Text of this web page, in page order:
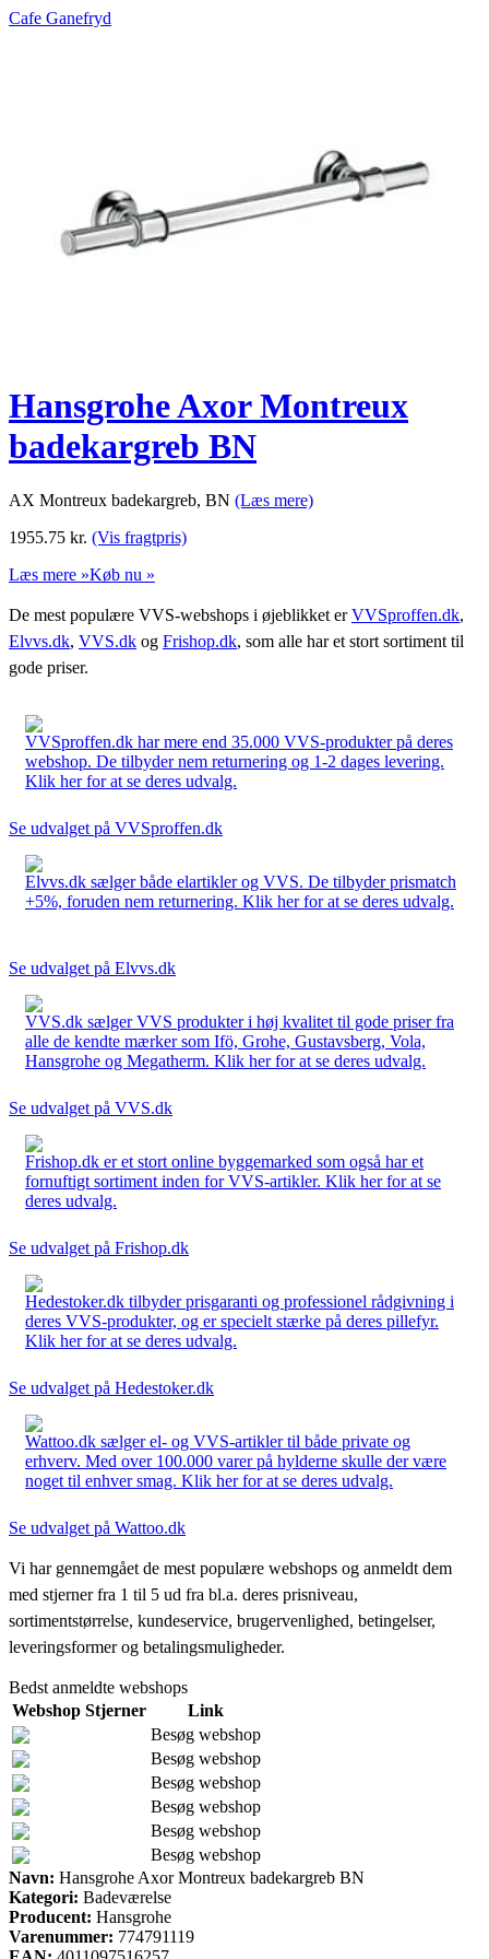
Cafe Ganefryd
Hansgrohe Axor Montreux
badekargreb BN
AX Montreux badekargreb, BN (Læs mere)
1955.75 kr. (Vis fragtpris)
Læs mere »Køb nu »
De mest populære VVS-webshops i øjeblikket erVVSproffen.dk,
Elvvs.dk, VVS.dk og Frishop.dk, som alle har et stort sortiment til
gode priser.
VVSproffen.dk har mere end 35.000 VVS-produkter på deres
webshop. De tilbyder nem returnering og 1-2 dages levering.
Klik her for at se deres udvalg.
Se udvalget på VVSproffen.dk
Elvvs.dk sælger både elartikler og VVS. De tilbyder prismatch
+5%, foruden nem returnering. Klik her for at se deres udvalg.
Se udvalget på Elvvs.dk
VVS.dk sælger VVS produkter i høj kvalitet til gode priser fra
alle de kendte mærker som Ifö, Grohe, Gustavsberg, Vola,
Hansgrohe og Megatherm. Klik her for at se deres udvalg.
Se udvalget på VVS.dk
Frishop.dk er et stort online byggemarked som også har et
fornuftigt sortiment inden for VVS-artikler. Klik her for at se
deres udvalg.
Se udvalget på Frishop.dk
Hedestoker.dk tilbyder prisgaranti og professionel rådgivning i
deres VVS-produkter, og er specielt stærke på deres pillefyr.
Klik her for at se deres udvalg.
Se udvalget på Hedestoker.dk
Wattoo.dk sælger el- og VVS-artikler til både private og
erhverv. Med over 100.000 varer på hylderne skulle der være
noget til enhver smag. Klik her for at se deres udvalg.
Se udvalget på Wattoo.dk
Vi har gennemgået de mest populære webshops og anmeldt dem
med stjerner fra 1 til 5 ud fra bl.a. deres prisniveau,
sortimentstørrelse, kundeservice, brugervenlighed, betingelser,
leveringsformer og betalingsmuligheder.
Bedst anmeldte webshops
Webshop Stjerner
Link
Besøg webshop
Besøg webshop
Besøg webshop
Besøg webshop
Besøg webshop
Besøg webshop
Navn: Hansgrohe Axor Montreux badekargreb BN
Kategori: Badeværelse
Producent: Hansgrohe
Varenummer: 774791119